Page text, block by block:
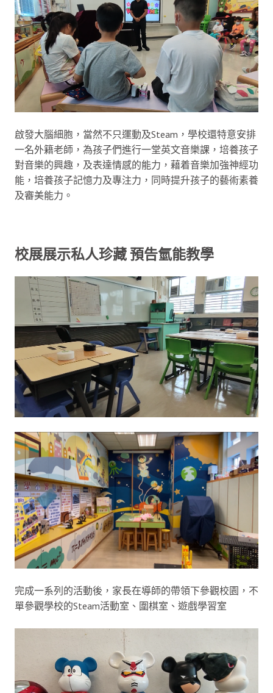
啟發大腦細胞，當然不只運動及Steam，學校還特意安排
一名外籍老師，為孩子們進行一堂英文音樂課，培養孩子
對音樂的興趣，及表達情感的能力，藉着音樂加強神經功
能，培養孩子記憶力及專注力，同時提升孩子的藝術素養
及審美能力。
校展展示私人珍藏 預告氫能教學
完成一系列的活動後，家長在導師的帶領下參觀校園，不
單參觀學校的Steam活動室、圍棋室、遊戲學習室